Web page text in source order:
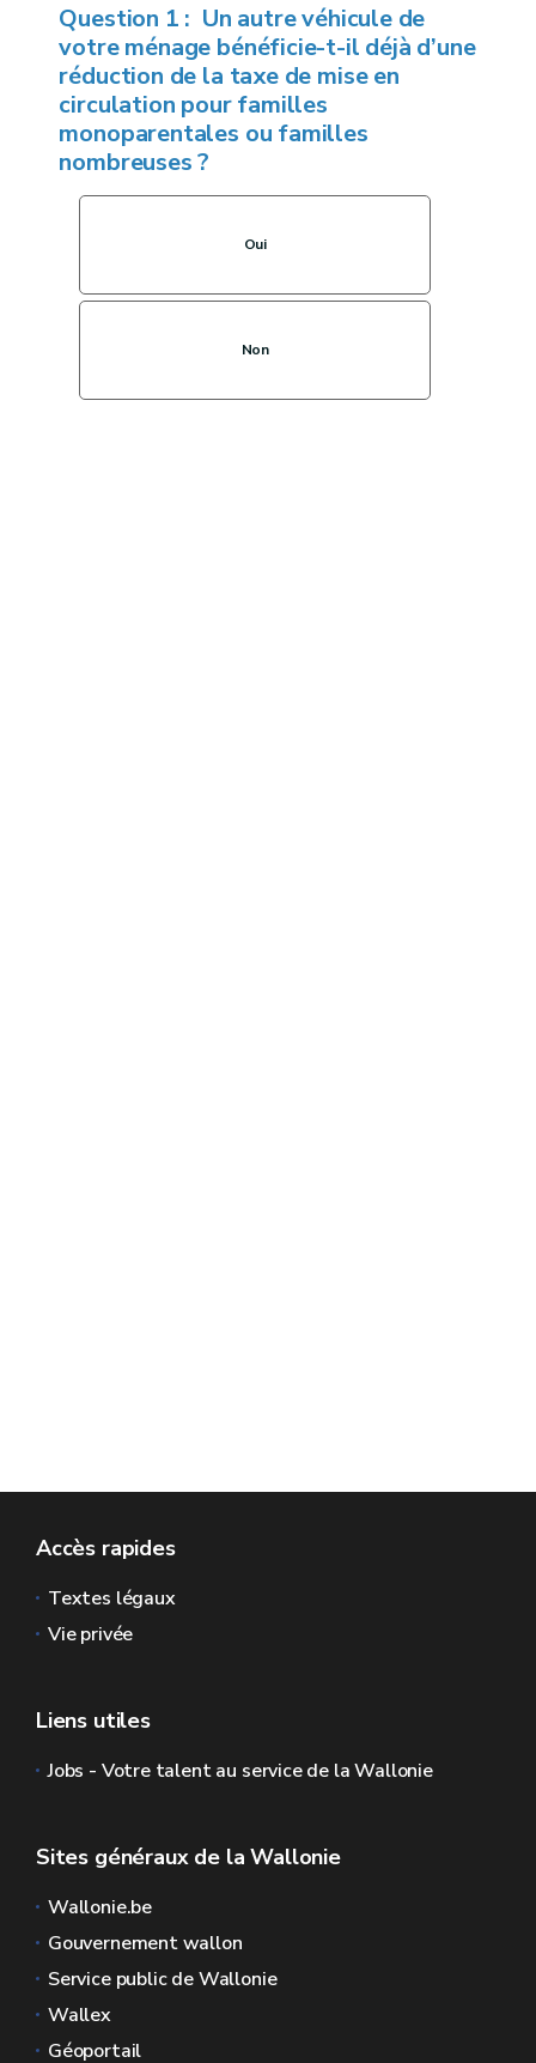
Question 1 : Un autre véhicule de
votre ménage bénéficie-t-il déjà d’une
réduction de la taxe de mise en
circulation pour familles
monoparentales ou familles
nombreuses ?
Oui
Non
Accès rapides
Textes légaux
Vie privée
Liens utiles
Jobs - Votre talent au service de la Wallonie
Sites généraux de la Wallonie
Wallonie.be
Gouvernement wallon
Service public de Wallonie
Wallex
Géoportail